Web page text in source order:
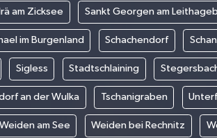
am Zicksee Sankt Georgen am
im Burgenland Schachendorf
Sigless Stadtschlaining
an der Wulka Tschanigraben
Weiden am See Weiden bei Rechnitz